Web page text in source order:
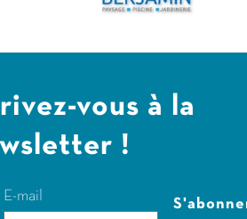
vous à la
!
E-mail